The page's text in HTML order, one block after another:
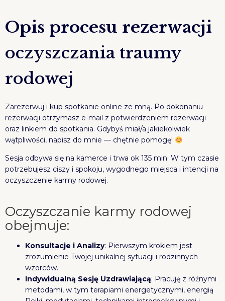
Opis procesu rezerwacji
oczyszczania traumy
rodowej
Zarezerwuj i kup spotkanie online ze mną. Po dokonaniu
rezerwacji otrzymasz e-mail z potwierdzeniem rezerwacji
oraz linkiem do spotkania. Gdybyś miał/a jakiekolwiek
wątpliwości, napisz do mnie — chętnie pomogę!
Sesja odbywa się na kamerce i trwa ok 135 min. W tym czasie
potrzebujesz ciszy i spokoju, wygodnego miejsca i intencji na
oczyszczenie karmy rodowej.
Oczyszczanie karmy rodowej
obejmuje:
Konsultacje i Analizy: Pierwszym krokiem jest
zrozumienie Twojej unikalnej sytuacji i rodzinnych
wzorców.
Indywidualną Sesję Uzdrawiającą: Pracuję z różnymi
metodami, w tym terapiami energetycznymi, energią